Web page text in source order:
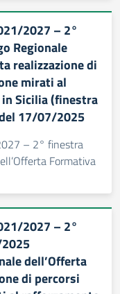
2027 – 2°
Regionale
realizzazione di
mirati al
Sicilia (finestra
17/07/2025
– 2° finestra
Formativa
2027 – 2°
dell’Offerta
di percorsi